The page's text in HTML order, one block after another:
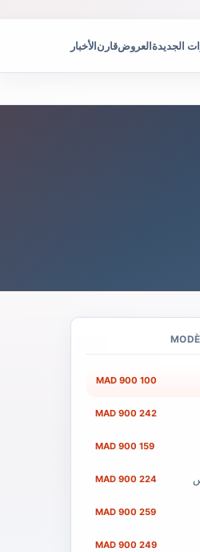
الجديدةالعروضقارنالأخبار
100 900 MAD
242 900 MAD
159 900 MAD
224 900 MAD
259 900 MAD
249 900 MAD